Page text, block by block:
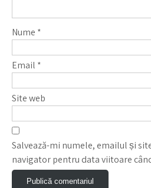
Nume *
Email *
Site web
Salvează-mi numele, emailul și
navigator pentru data viitoare